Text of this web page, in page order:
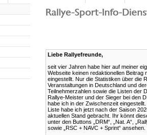
Liebe Rallyefreunde,
seit vier Jahren habe hier auf meiner
Webseite keinen redaktionellen Beitrag
eingestellt. Nur die Statistiken über die
Veranstaltungen in Deutschland und
Teilnehmerzahlen sowie die Listen der
Rallye-Meister und der Sieger bei den
habe ich in der Zwischenzeit
Liste habe ich jetzt nach der Saison
aktuellen Stand gebracht. Ihr könnt
unter den Buttons „DRM“, „Nat. A“,
sowie „RSC + NAVC + Sprint“ ansehen.